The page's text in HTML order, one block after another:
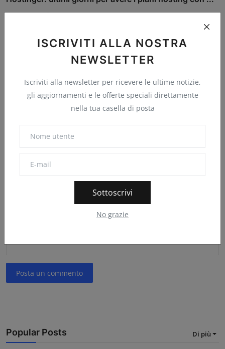
ISCRIVITI ALLA NOSTRA
NEWSLETTER
Iscriviti alla newsletter per ricevere le ultime notizie,
gli aggiornamenti e le offerte speciali direttamente
nella tua casella di posta
Sottoscrivi
No grazie
Punto Informatico Gen 9, 2026 0 21
Posta un commento
Popular Posts Di più